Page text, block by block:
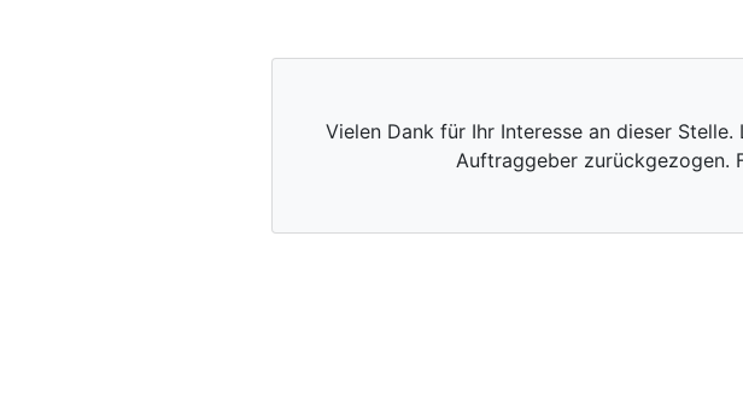
Vielen Dank für Ihr Interesse an dieser
Auftraggeber zurückgezogen.